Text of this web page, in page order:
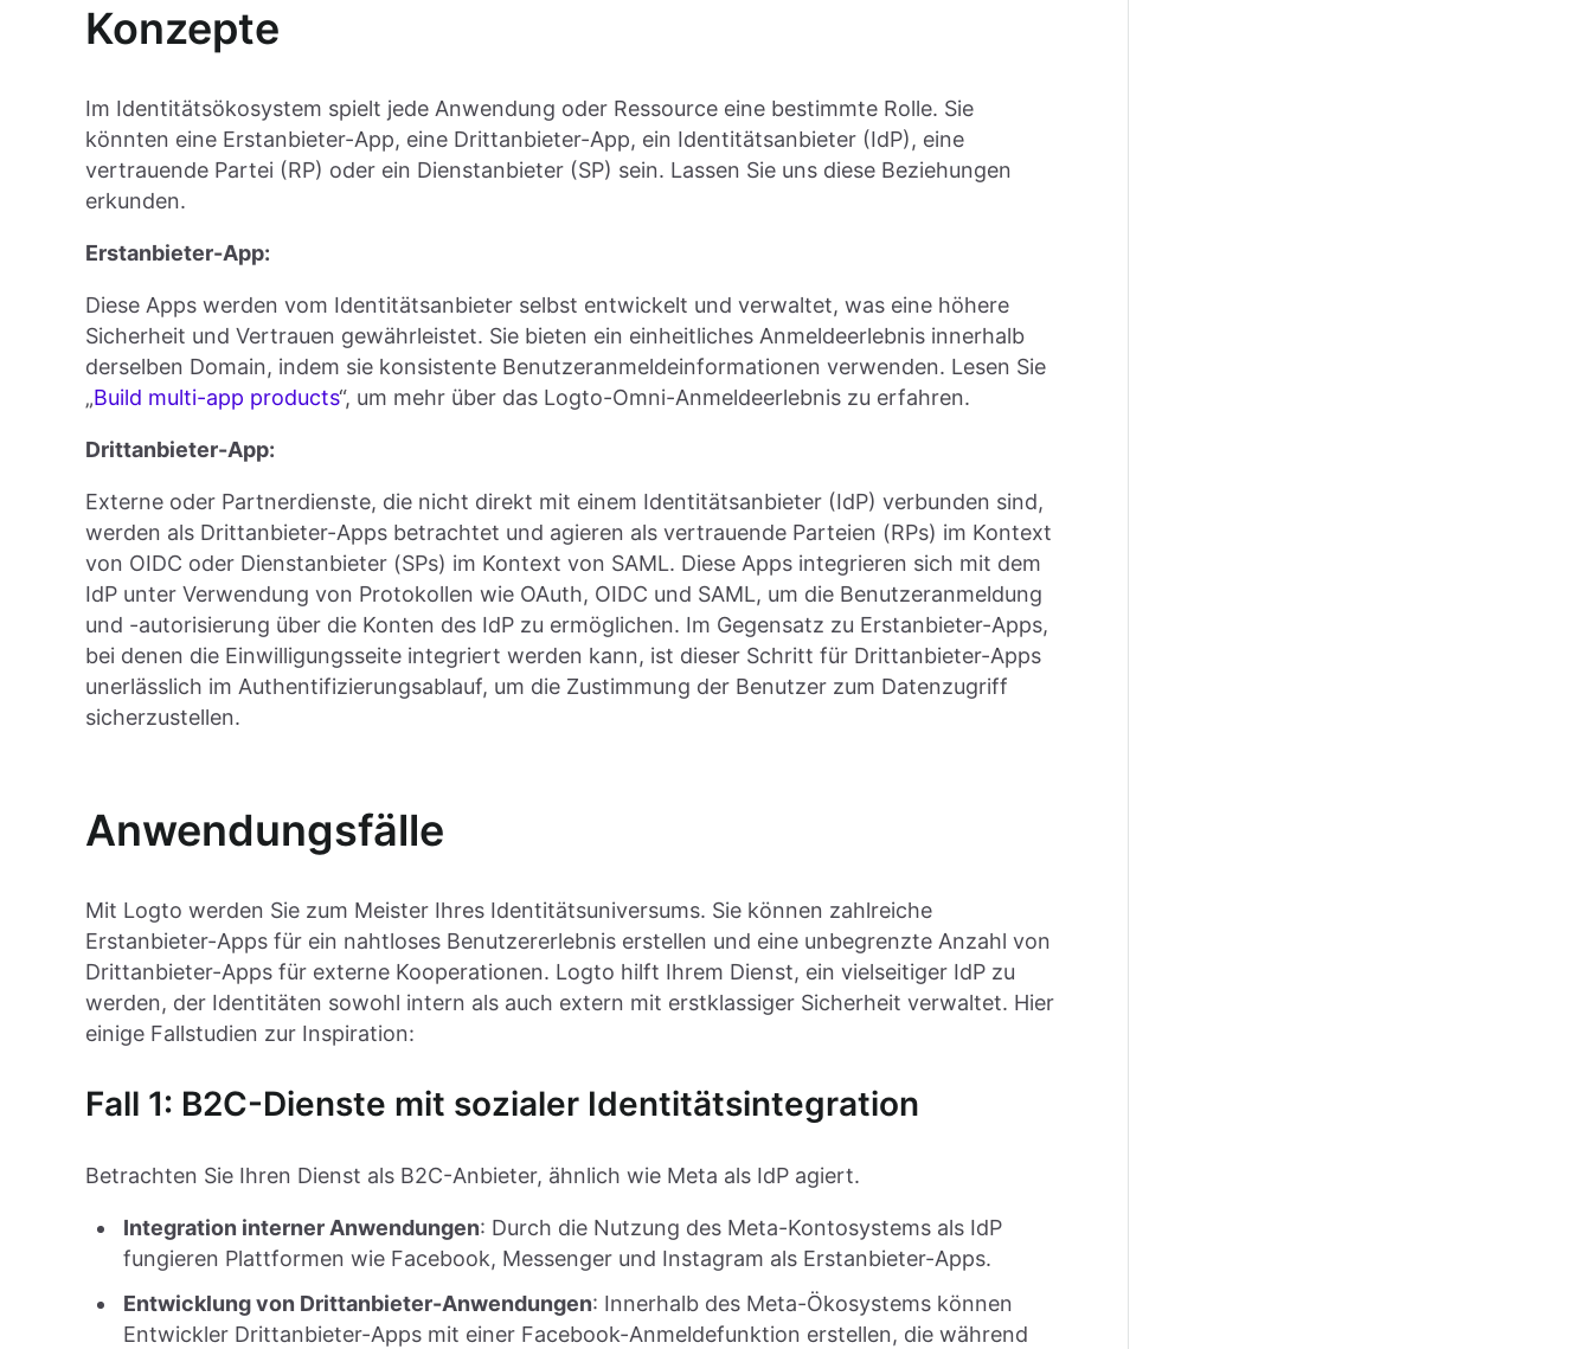
Konzepte
Im Identitätsökosystem spielt jede Anwendung oder Ressource eine bestimmte Rolle. Sie
könnten eine Erstanbieter-App, eine Drittanbieter-App, ein Identitätsanbieter (IdP), eine
vertrauende Partei (RP) oder ein Dienstanbieter (SP) sein. Lassen Sie uns diese Beziehungen
erkunden.
Erstanbieter-App:
Diese Apps werden vom Identitätsanbieter selbst entwickelt und verwaltet, was eine höhere
Sicherheit und Vertrauen gewährleistet. Sie bieten ein einheitliches Anmeldeerlebnis innerhalb
derselben Domain, indem sie konsistente Benutzeranmeldeinformationen verwenden. Lesen Sie
„Build multi-app products“, um mehr über das Logto-Omni-Anmeldeerlebnis zu erfahren.
Drittanbieter-App:
Externe oder Partnerdienste, die nicht direkt mit einem Identitätsanbieter (IdP) verbunden sind,
werden als Drittanbieter-Apps betrachtet und agieren als vertrauende Parteien (RPs) im Kontext
von OIDC oder Dienstanbieter (SPs) im Kontext von SAML. Diese Apps integrieren sich mit dem
IdP unter Verwendung von Protokollen wie OAuth, OIDC und SAML, um die Benutzeranmeldung
und -autorisierung über die Konten des IdP zu ermöglichen. Im Gegensatz zu Erstanbieter-Apps,
bei denen die Einwilligungsseite integriert werden kann, ist dieser Schritt für Drittanbieter-Apps
unerlässlich im Authentifizierungsablauf, um die Zustimmung der Benutzer zum Datenzugriff
sicherzustellen.
Anwendungsfälle
Mit Logto werden Sie zum Meister Ihres Identitätsuniversums. Sie können zahlreiche
Erstanbieter-Apps für ein nahtloses Benutzererlebnis erstellen und eine unbegrenzte Anzahl von
Drittanbieter-Apps für externe Kooperationen. Logto hilft Ihrem Dienst, ein vielseitiger IdP zu
werden, der Identitäten sowohl intern als auch extern mit erstklassiger Sicherheit verwaltet. Hier
einige Fallstudien zur Inspiration:
Fall 1: B2C-Dienste mit sozialer Identitätsintegration
Betrachten Sie Ihren Dienst als B2C-Anbieter, ähnlich wie Meta als IdP agiert.
Integration interner Anwendungen: Durch die Nutzung des Meta-Kontosystems als IdP
fungieren Plattformen wie Facebook, Messenger und Instagram als Erstanbieter-Apps.
Entwicklung von Drittanbieter-Anwendungen: Innerhalb des Meta-Ökosystems können
Entwickler Drittanbieter-Apps mit einer Facebook-Anmeldefunktion erstellen, die während